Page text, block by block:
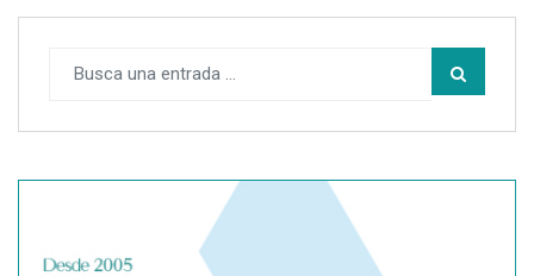
SegurChollo advierte de los límites del seguro médico
privado ante un contagio de hantavirus fuera de España